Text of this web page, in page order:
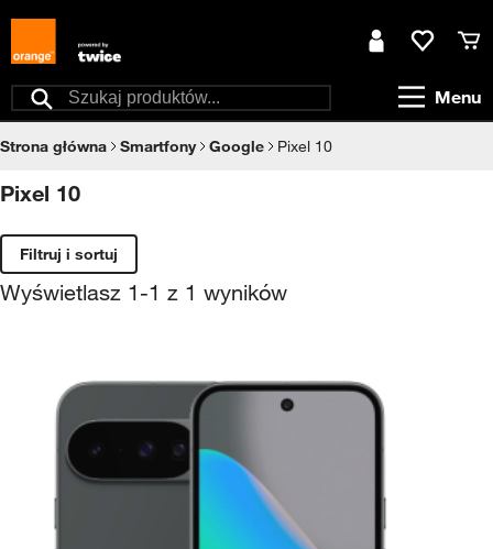
Przejdź do treści
Menu
Szukaj
Moje kontoUlubione
Strona główna Smartfony Google Pixel 10
Pixel 10
Filtruj i sortuj
Wyświetlasz 1-1 z 1 wyników